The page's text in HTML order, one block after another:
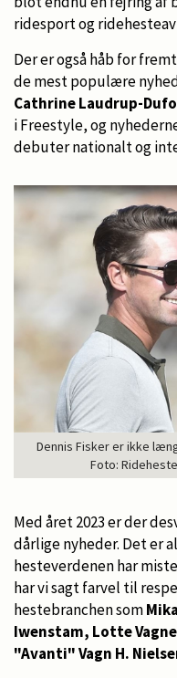
ridesport og
Der er også håb for
de mest populære
Cathrine Laudrup-
i Freestyle, og
debuter nationalt og
Dennis Fisker er ikke
Foto:
Med året 2023 er der
dårlige nyheder. Det er
hesteverdenen har
har vi sagt farvel til
hestebranchen som
Iwenstam, Lotte
"Avanti" Vagn H.